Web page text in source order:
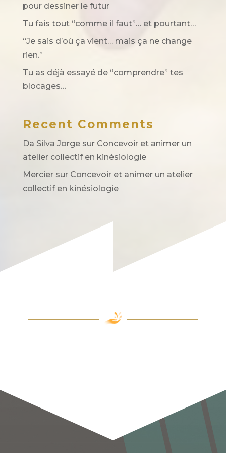
pour dessiner le futur
Tu fais tout “comme il faut”… et pourtant…
“Je sais d’où ça vient… mais ça ne change
rien.”
Tu as déjà essayé de “comprendre” tes
blocages…
Recent Comments
Da Silva Jorgesur Concevoir et animer un
atelier collectif en kinésiologie
Merciersur Concevoir et animer un atelier
collectif en kinésiologie